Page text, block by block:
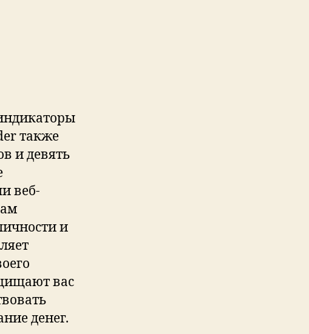
также
и девять
веб-
и
вас
денег.